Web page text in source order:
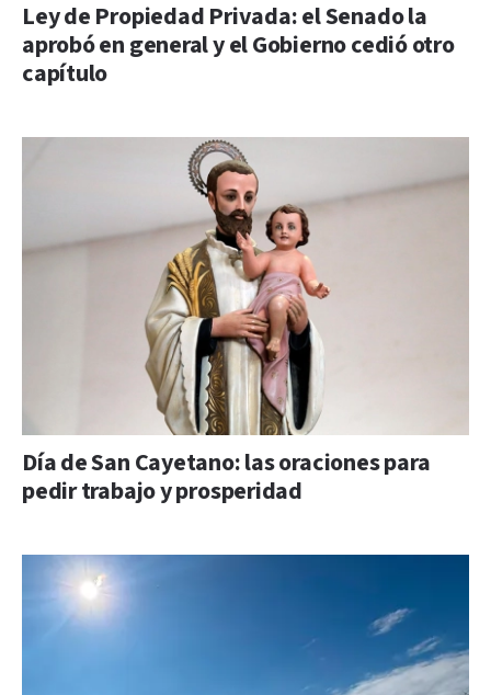
Ley de Propiedad Privada: el Senado la
aprobó en general y el Gobierno cedió otro
capítulo
Día de San Cayetano: las oraciones para
pedir trabajo y prosperidad